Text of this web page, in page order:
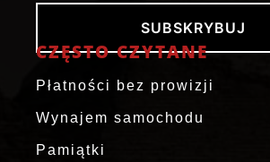
SUBSKRYBUJ
CZĘSTO CZYTANE
Płatności bez prowizji
Wynajem samochodu
Pamiątki